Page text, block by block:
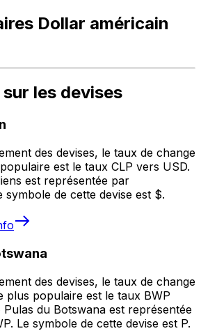
Dollar américain
les devises
des devises, le taux de change
est le taux CLP vers USD.
est représentée par
symbole de cette devise est $.
des devises, le taux de change
plus populaire est le taux BWP
Pulas du Botswana est représentée
Le symbole de cette devise est P.